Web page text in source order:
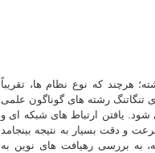
هرچند که نوع نظام ها، تقریباً
تنگاتنگ رشته های گوناگون علمی
یافتن ارتباط های شبکه ای و
و دقت بسیار به نتیجه بینجامد
به بررسی رهیافت های نوین به